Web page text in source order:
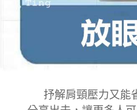
抒解肩頸壓力又能